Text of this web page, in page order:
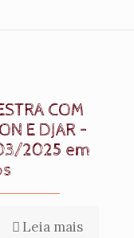
COM
E DJAR –
2025 em
Leia mais